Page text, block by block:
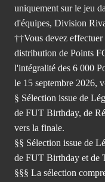
uniquement sur le jeu
d'équipes, Division
††Vous devez
distribution de Points
l'intégralité des 6 000
le 15 septembre 2026,
§ Sélection issue de
de FUT Birthday, de
vers la finale.
§§ Sélection issue de
de FUT Birthday et de
§§§ La sélection